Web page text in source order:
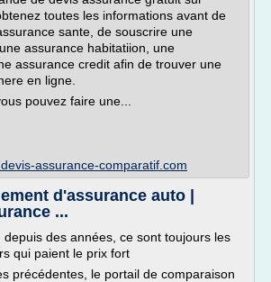
toutes les informations avant de
sante, de souscrire une
assurance habitatiion, une
assurance credit afin de trouver une
en ligne.
pouvez faire une...
assurance-comparatif.com
d'assurance auto |
...
depuis des années, ce sont toujours les
qui paient le prix fort
précédentes, le portail de comparaison